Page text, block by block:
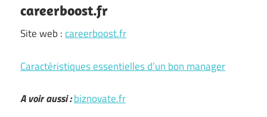
careerboost.fr
Site web :careerboost.fr
Caractéristiques essentielles d’un bon manager
A voir aussi :biznovate.fr